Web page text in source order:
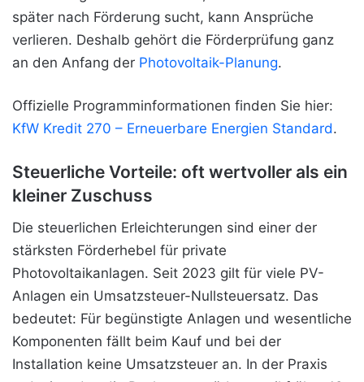
später nach Förderung sucht, kann Ansprüche
verlieren. Deshalb gehört die Förderprüfung ganz
an den Anfang der Photovoltaik-Planung.
Offizielle Programminformationen finden Sie hier:
KfW Kredit 270 – Erneuerbare Energien Standard.
Steuerliche Vorteile: oft wertvoller als ein
kleiner Zuschuss
Die steuerlichen Erleichterungen sind einer der
stärksten Förderhebel für private
Photovoltaikanlagen. Seit 2023 gilt für viele PV-
Anlagen ein Umsatzsteuer-Nullsteuersatz. Das
bedeutet: Für begünstigte Anlagen und wesentliche
Komponenten fällt beim Kauf und bei der
Installation keine Umsatzsteuer an. In der Praxis